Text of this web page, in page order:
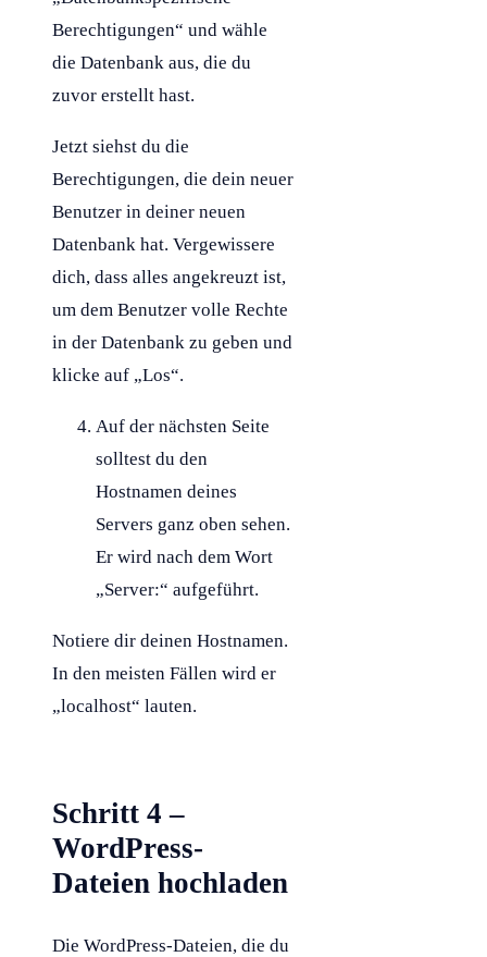
Berechtigungen“ und wähle
die Datenbank aus, die du
zuvor erstellt hast.
Jetzt siehst du die
Berechtigungen, die dein neuer
Benutzer in deiner neuen
Datenbank hat. Vergewissere
dich, dass alles angekreuzt ist,
um dem Benutzer volle Rechte
in der Datenbank zu geben und
klicke auf „Los“.
Auf der nächsten Seite
solltest du den
Hostnamen deines
Servers ganz oben sehen.
Er wird nach dem Wort
„Server:“ aufgeführt.
Notiere dir deinen Hostnamen.
In den meisten Fällen wird er
„localhost“ lauten.
Schritt 4 –
WordPress-
Dateien hochladen
Die WordPress-Dateien, die du